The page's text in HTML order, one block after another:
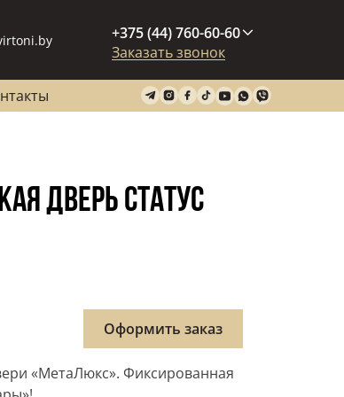
+375 (44) 760-60-60
Заказать звонок
ДВЕРЬ СТАТУС
Оформить заказ
«МетаЛюкс». Фиксированная